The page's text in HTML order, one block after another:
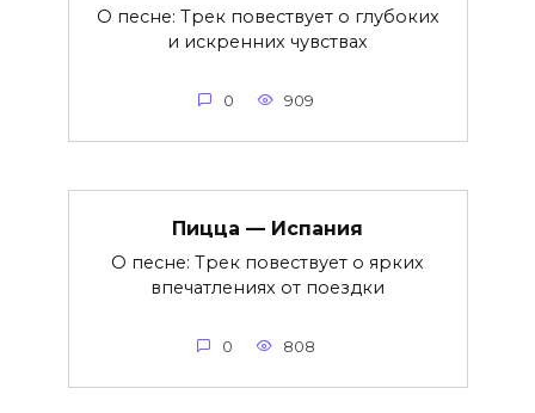
О песне: Трек повествует о глубоких
и искренних чувствах
0 909
Пицца — Испания
О песне: Трек повествует о ярких
впечатлениях от поездки
0 808